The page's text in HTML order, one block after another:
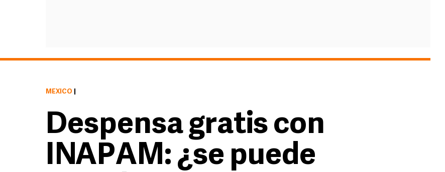
MÉXICO
Despensa gratis con
INAPAM: ¿se puede